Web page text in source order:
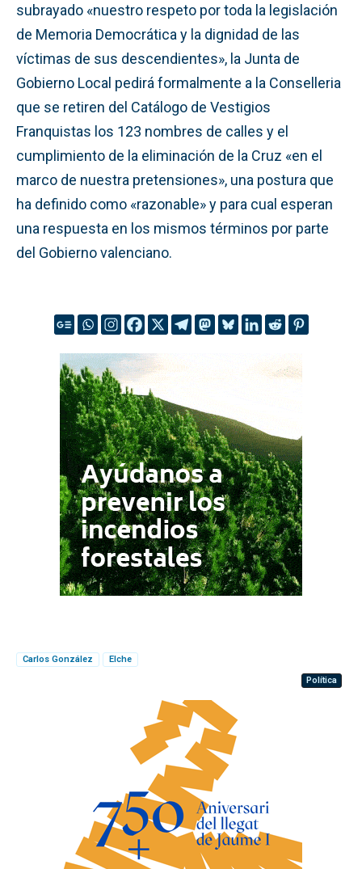
subrayado «nuestro respeto por toda la legislación
de Memoria Democrática y la dignidad de las
víctimas de sus descendientes», la Junta de
Gobierno Local pedirá formalmente a la Conselleria
que se retiren del Catálogo de Vestigios
Franquistas los 123 nombres de calles y el
cumplimiento de la eliminación de la Cruz «en el
marco de nuestra pretensiones», una postura que
ha definido como «razonable» y para cual esperan
una respuesta en los mismos términos por parte
del Gobierno valenciano.
Carlos González
Elche
Política